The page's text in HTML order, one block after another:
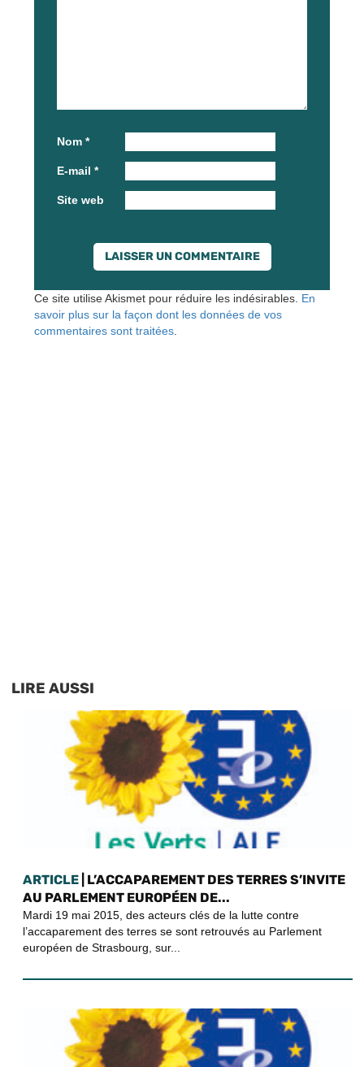
Nom *
E-mail *
Site web
Ce site utilise Akismet pour réduire les indésirables. En
savoir plus sur la façon dont les données de vos
commentaires sont traitées
LIRE AUSSI
ARTICLE | L’ACCAPAREMENT DES TERRES S’INVITE
AU PARLEMENT EUROPÉEN DE...
Mardi 19 mai 2015, des acteurs clés de la lutte contre
l’accaparement des terres se sont retrouvés au Parlement
européen de Strasbourg, sur...